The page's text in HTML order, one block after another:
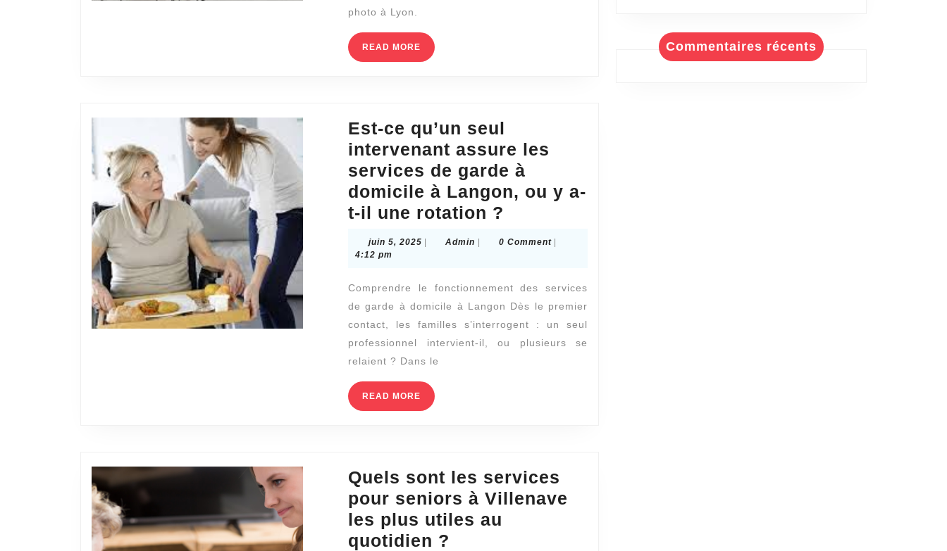
Lyon
:
une
bonne
?
photo à Lyon.
READ MORE READ
MORE
Est-ce qu’un seul
intervenant assure les
services de garde à
domicile à Langon, ou y a-
t-il une rotation ?
intervenant
assure
les
Langon,
ou
juin 5, 2025 juin
| Admin Admin
| 0 Comment |
4:12 pm
Comprendre le fonctionnement des services
de garde à domicile à Langon Dès le premier
contact, les familles s’interrogent : un seul
professionnel intervient-il, ou plusieurs se
relaient ? Dans le
READ MORE READ
MORE
Quels sont les services
pour seniors à Villenave
les plus utiles au
quotidien ?
Commentaires récents